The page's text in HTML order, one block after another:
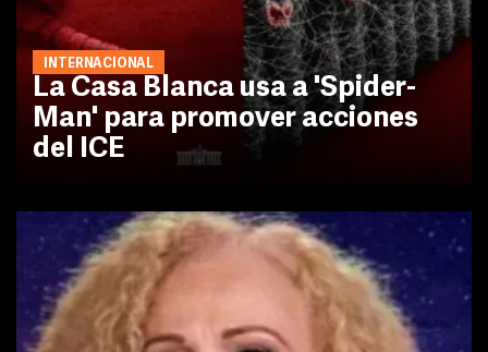
INTERNACIONAL
La Casa Blanca usa a 'Spider-
Man' para promover acciones
del ICE